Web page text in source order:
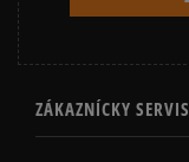
ZÁKAZNÍCKY SERVIS